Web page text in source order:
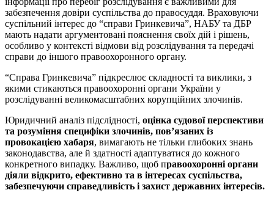
забезпечення довіри суспільства до правосуддя. Враховуючи
суспільний інтерес до “справи Гринкевича”, НАБУ та ДБР
мають надати аргументовані пояснення своїх дій і рішень,
особливо у контексті відмови від розслідування та передачі
справи до іншого правоохоронного органу.
“Справа Гринкевича” підкреслює складності та виклики, з
якими стикаються правоохоронні органи України у
розслідуванні великомасштабних корупційних злочинів.
Юридичний аналіз підслідності, оцінка судової перспективи
та розуміння специфіки злочинів, пов’язаних із
провокацією хабаря, вимагають не тільки глибоких знань
законодавства, але й здатності адаптуватися до кожного
конкретного випадку. Важливо, щоб правоохоронні органи
діяли відкрито, ефективно та в інтересах суспільства,
забезпечуючи справедливість і захист державних інтересів.